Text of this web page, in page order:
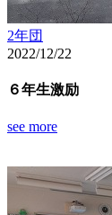
2年団
2022/12/22
６年生激励
see more